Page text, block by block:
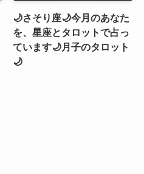
🌙さそり座🌙今月のあなた
を、星座とタロットで占っ
ています🌙月子のタロット
🌙